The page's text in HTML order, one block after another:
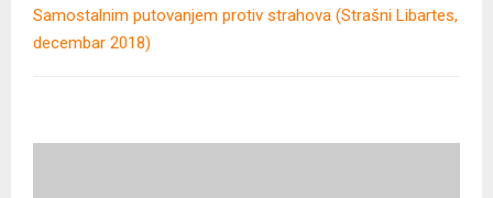
Samostalnim putovanjem protiv strahova (Strašni Libartes,
decembar 2018)